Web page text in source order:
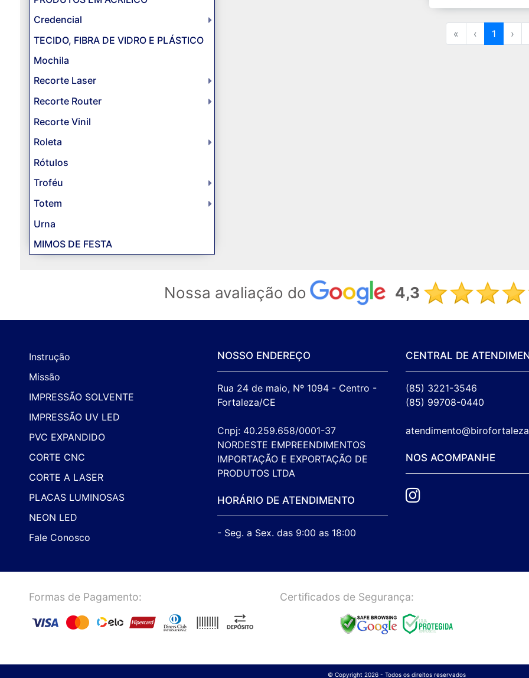
Credencial
TECIDO, FIBRA DE VIDRO E PLÁSTICO
Mochila
Recorte Laser
Recorte Router
Recorte Vinil
Roleta
Rótulos
Troféu
Totem
Urna
MIMOS DE FESTA
« ‹ 1 ›
Nossa avaliação do 4,3
Instrução
Missão
IMPRESSÃO SOLVENTE
IMPRESSÃO UV LED
PVC EXPANDIDO
CORTE CNC
CORTE A LASER
PLACAS LUMINOSAS
NEON LED
Fale Conosco
NOSSO ENDEREÇO
Rua 24 de maio, Nº 1094 - Centro -
Fortaleza/CE
Cnpj: 40.259.658/0001-37
NORDESTE EMPREENDIMENTOS
IMPORTAÇÃO E EXPORTAÇÃO DE
PRODUTOS LTDA
HORÁRIO DE ATENDIMENTO
- Seg. a Sex. das 9:00 as 18:00
CENTRAL DE
(85) 3221-3546
(85) 99708-0440
NOS ACOMPANHE
Formas de Pagamento: Certificados de Segurança:
© Copyright 2026 - Todos os direitos reservados